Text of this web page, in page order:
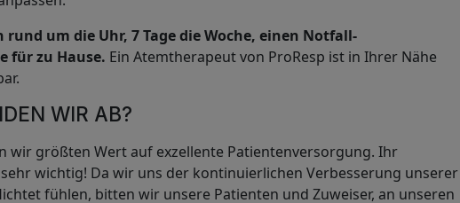
um die Uhr, 7 Tage die Woche, einen Notfall-
für zu Hause. Ein Atemtherapeut von ProResp ist in Ihrer Nähe
WIR AB?
wir größten Wert auf exzellente Patientenversorgung. Ihr
wichtig! Da wir uns der kontinuierlichen Verbesserung unserer
fühlen, bitten wir unsere Patienten und Zuweiser, an unseren